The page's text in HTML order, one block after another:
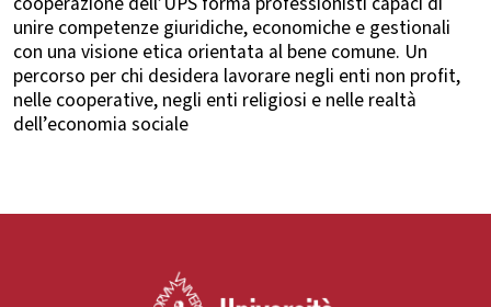
unire competenze giuridiche, economiche e gestionali
con una visione etica orientata al bene comune. Un
percorso per chi desidera lavorare negli enti non profit,
nelle cooperative, negli enti religiosi e nelle realtà
dell’economia sociale